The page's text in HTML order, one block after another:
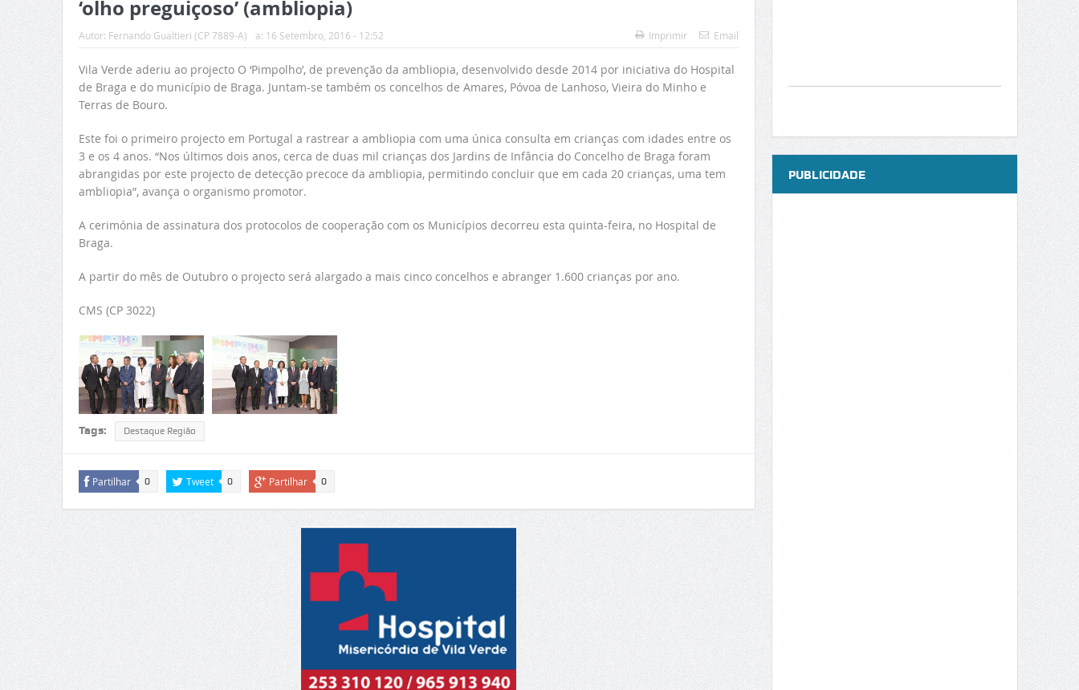
‘olho preguiçoso’ (ambliopia)
Autor: Fernando Gualtieri (CP 7889-A) a: 16 Setembro, 2016 - 12:52 Imprimir Email
Vila Verde aderiu ao projecto O ‘Pimpolho’, de prevenção da ambliopia, desenvolvido desde 2014 por iniciativa do Hospital
de Braga e do município de Braga. Juntam-se também os concelhos de Amares, Póvoa de Lanhoso, Vieira do Minho e
Terras de Bouro.
Este foi o primeiro projecto em Portugal a rastrear a ambliopia com uma única consulta em crianças com idades entre os
3 e os 4 anos. “Nos últimos dois anos, cerca de duas mil crianças dos Jardins de Infância do Concelho de Braga foram
abrangidas por este projecto de detecção precoce da ambliopia, permitindo concluir que em cada 20 crianças, uma tem
ambliopia”, avança o organismo promotor.
A cerimónia de assinatura dos protocolos de cooperação com os Municípios decorreu esta quinta-feira, no Hospital de
Braga.
A partir do mês de Outubro o projecto será alargado a mais cinco concelhos e abranger 1.600 crianças por ano.
CMS (CP 3022)
Tags: Destaque Região
Partilhar 0 Tweet 0 Partilhar 0
PUBLICIDADE